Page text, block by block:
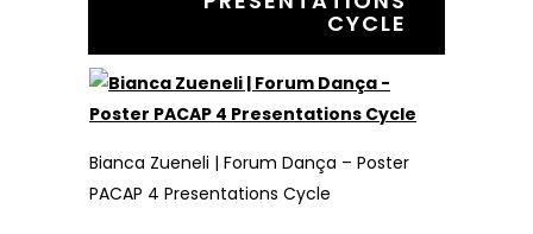
CYCLE
Bianca Zueneli | Forum Dança – Poster PACAP 4
Bianca Zueneli | Forum Dança – Poster
PACAP 4 Presentations Cycle